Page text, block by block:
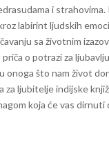
i strahovima.
labirint ljudskih
sa životnim
o potrazi za
onoga što nam život
za ljubitelje indijske
koja će vas dirnuti